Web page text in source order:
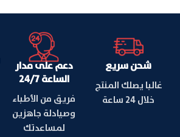
شحن سريع
غالبا يصلك المنتج
خلال 24 ساعة
دعم على مدار
الساعة 24/7
فريق من الأطباء
وصيادلة جاهزين
لمساعدتك